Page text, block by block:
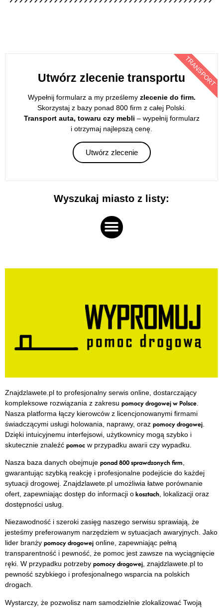
Utwórz zlecenie transportu
Wypełnij formularz a my prześlemyzlecenie do firm.
Skorzystaj z bazy ponad 800 firm z całej Polski.
Transport auta, towaru czy mebli – wypełnij formularz
i otrzymaj najlepszą cenę.
Utwórz zlecenie
TRANSPORT
Wyszukaj miasto z listy:
Znajdzlawete.pl to profesjonalny serwis online, dostarczający
kompleksowe rozwiązania z zakresu pomocy drogowej w Polsce
Nasza platforma łączy kierowców z licencjonowanymi firmami
świadczącymi usługi holowania, naprawy, oraz pomocy drogowej
Dzięki intuicyjnemu interfejsowi, użytkownicy mogą szybko i
skutecznie znaleźć pomoc w przypadku awarii czy wypadku.
Nasza baza danych obejmuje ponad 800 sprawdzonych firm
gwarantując szybką reakcję i profesjonalne podejście do każdej
sytuacji drogowej. Znajdzlawete.pl umożliwia łatwe porównanie
ofert, zapewniając dostęp do informacji okosztach , lokalizacji oraz
dostępności usług.
Niezawodność i szeroki zasięg naszego serwisu sprawiają, że
jesteśmy preferowanym narzędziem w sytuacjach awaryjnych. Jako
lider branży pomocy drogowej online, zapewniając pełną
transparentność i pewność, że pomoc jest zawsze na wyciągnięcie
ręki. W przypadku potrzeby pomocy drogowej, znajdzlawete.pl to
pewność szybkiego i profesjonalnego wsparcia na polskich
drogach.
Wystarczy, że pozwolisz nam samodzielnie zlokalizować Twoją